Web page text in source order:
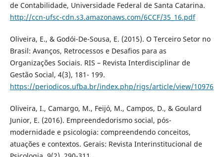
de Contabilidade, Universidade Federal de Santa Catarina.
http://ccn-ufsc-cdn.s3.amazonaws.com/6CCF/35_16.pdf
Oliveira, E., & Godói-De-Sousa, E. (2015). O Terceiro Setor no
Brasil: Avanços, Retrocessos e Desafios para as
Organizações Sociais. RIS – Revista Interdisciplinar de
Gestão Social, 4(3), 181- 199.
https://periodicos.ufba.br/index.php/rigs/article/view/10976
Oliveira, I., Camargo, M., Feijó, M., Campos, D., & Goulard
Junior, E. (2016). Empreendedorismo social, pós-
modernidade e psicologia: compreendendo conceitos,
atuações e contextos. Gerais: Revista Interinstitucional de